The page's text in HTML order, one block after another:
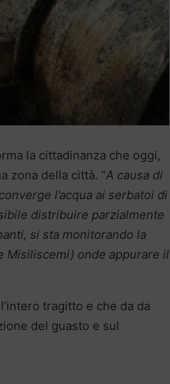
la cittadinanza che oggi,
zona della città. “A causa di
l’acqua ai serbatoi di
distribuire parzialmente
si sta monitorando la
Misiliscemi) onde appurare il
tragitto e che da da
del guasto e sul